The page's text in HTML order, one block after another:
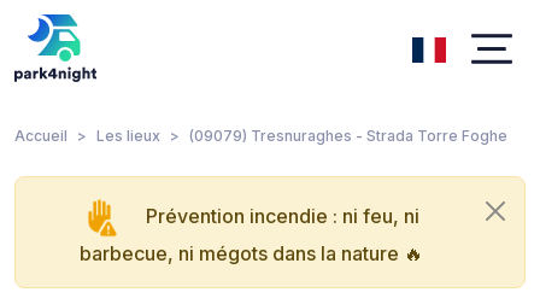
Accueil Les lieux (09079) Tresnuraghes - Strada Torre Foghe
Prévention incendie : ni feu, ni
barbecue, ni mégots dans la nature 🔥